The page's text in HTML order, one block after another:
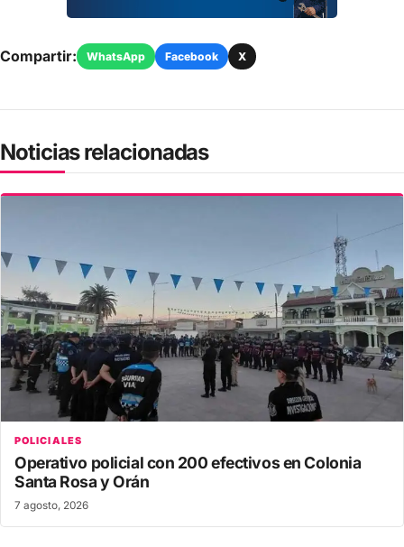
Compartir: WhatsApp Facebook X
Noticias relacionadas
POLICIALES
Operativo policial con 200 efectivos en Colonia
Santa Rosa y Orán
7 agosto, 2026